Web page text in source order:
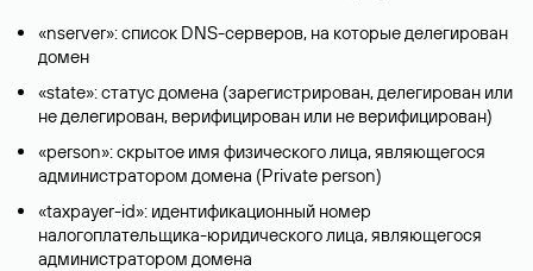
«nserver»: список DNS-серверов, на которые делегирован
домен
«state»: статус домена (зарегистрирован, делегирован или
не делегирован, верифицирован или не верифицирован)
«person»: скрытое имя физического лица, являющегося
администратором домена (Privatе person)
«taxpayer-id»: идентификационный номер
налогоплательщика-юридического лица, являющегося
администратором домена